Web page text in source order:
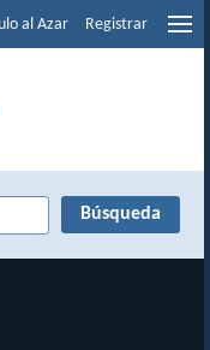
al Azar Registrar